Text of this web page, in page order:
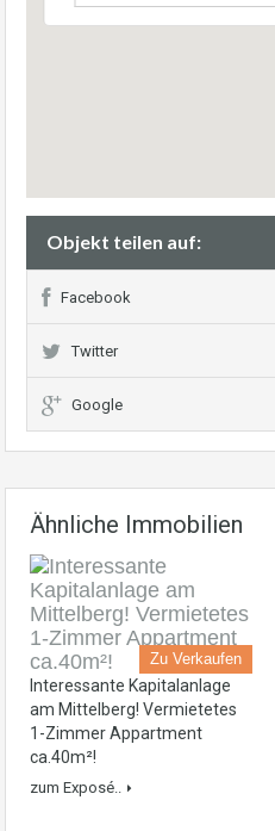
Objekt teilen auf:
Facebook
Twitter
Google
Ähnliche Immobilien
Zu Verkaufen
Interessante Kapitalanlage
am Mittelberg! Vermietetes
1-Zimmer Appartment
ca.40m²!
zum Exposé..